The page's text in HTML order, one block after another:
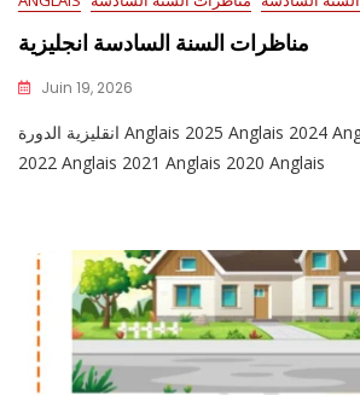
مناظرات السنة السادسة انجليزية
Juin 19, 2026
انقليزية الدورة Anglais 2025 Anglais 2024 Anglais 2023 Anglais
2022 Anglais 2021 Anglais 2020 Anglais